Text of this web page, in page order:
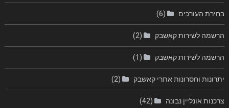
בחירת העורכים (6)
הרשמה לשירות קאשבק (2)
הרשמה לשירות קאשבק (1)
יתרונות וחסרונות אתרי קאשבק (2)
צרכנות אונליין נבונה (42)